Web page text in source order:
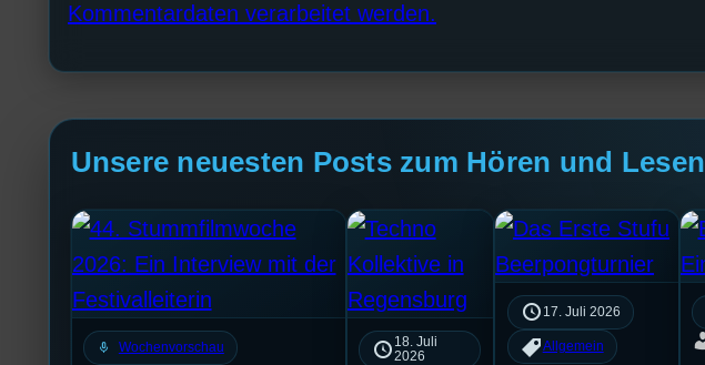
Kommentardaten verarbeitet werden.
Unsere neuesten Posts zum Hören und Lesen
mic Wochenvorschau
18. Juli
2026
17. Juli 2026
Allgemein